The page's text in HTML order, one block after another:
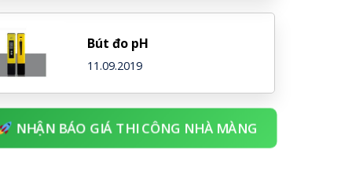
Bút đo pH
11.09.2019
NHẬN BÁO GIÁ THI CÔNG NHÀ MÀNG